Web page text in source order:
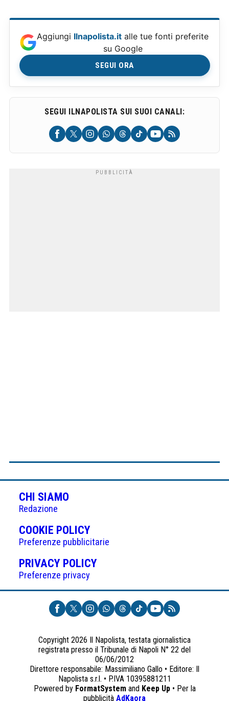
Aggiungi Ilnapolista.it alle tue fonti preferite
su Google
SEGUI ORA
SEGUI ILNAPOLISTA SUI SUOI CANALI:
CHI SIAMO
Redazione
COOKIE POLICY(APRE
IN
UNA
NUOVA
Preferenze pubblicitarie
PRIVACY POLICY(APRE
UNA
NUOVA
SCHEDA)
Preferenze privacy
Copyright 2026 Il Napolista, testata giornalistica
registrata presso il Tribunale di Napoli N° 22 del
06/06/2012
Direttore responsabile: Massimiliano Gallo • Editore: Il
Napolista s.r.l. • P.IVA 10395881211
Powered by FormatSystemand Keep Up• Per la
pubblicità AdKaora